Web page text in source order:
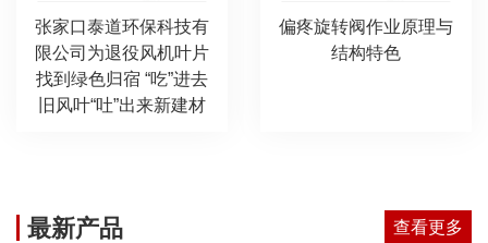
张家口泰道环保科技有
限公司为退役风机叶片
找到绿色归宿 “吃”进去
旧风叶“吐”出来新建材
偏疼旋转阀作业原理与
结构特色
最新产品 查看更多